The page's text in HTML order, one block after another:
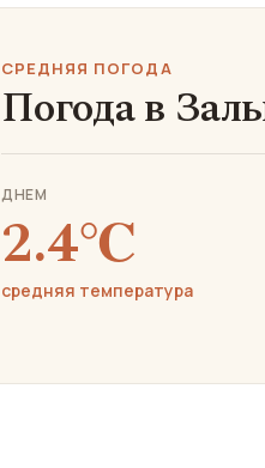
СРЕДНЯЯ ПОГОДА
Погода в
ДНЕМ
2.4℃
средняя температура